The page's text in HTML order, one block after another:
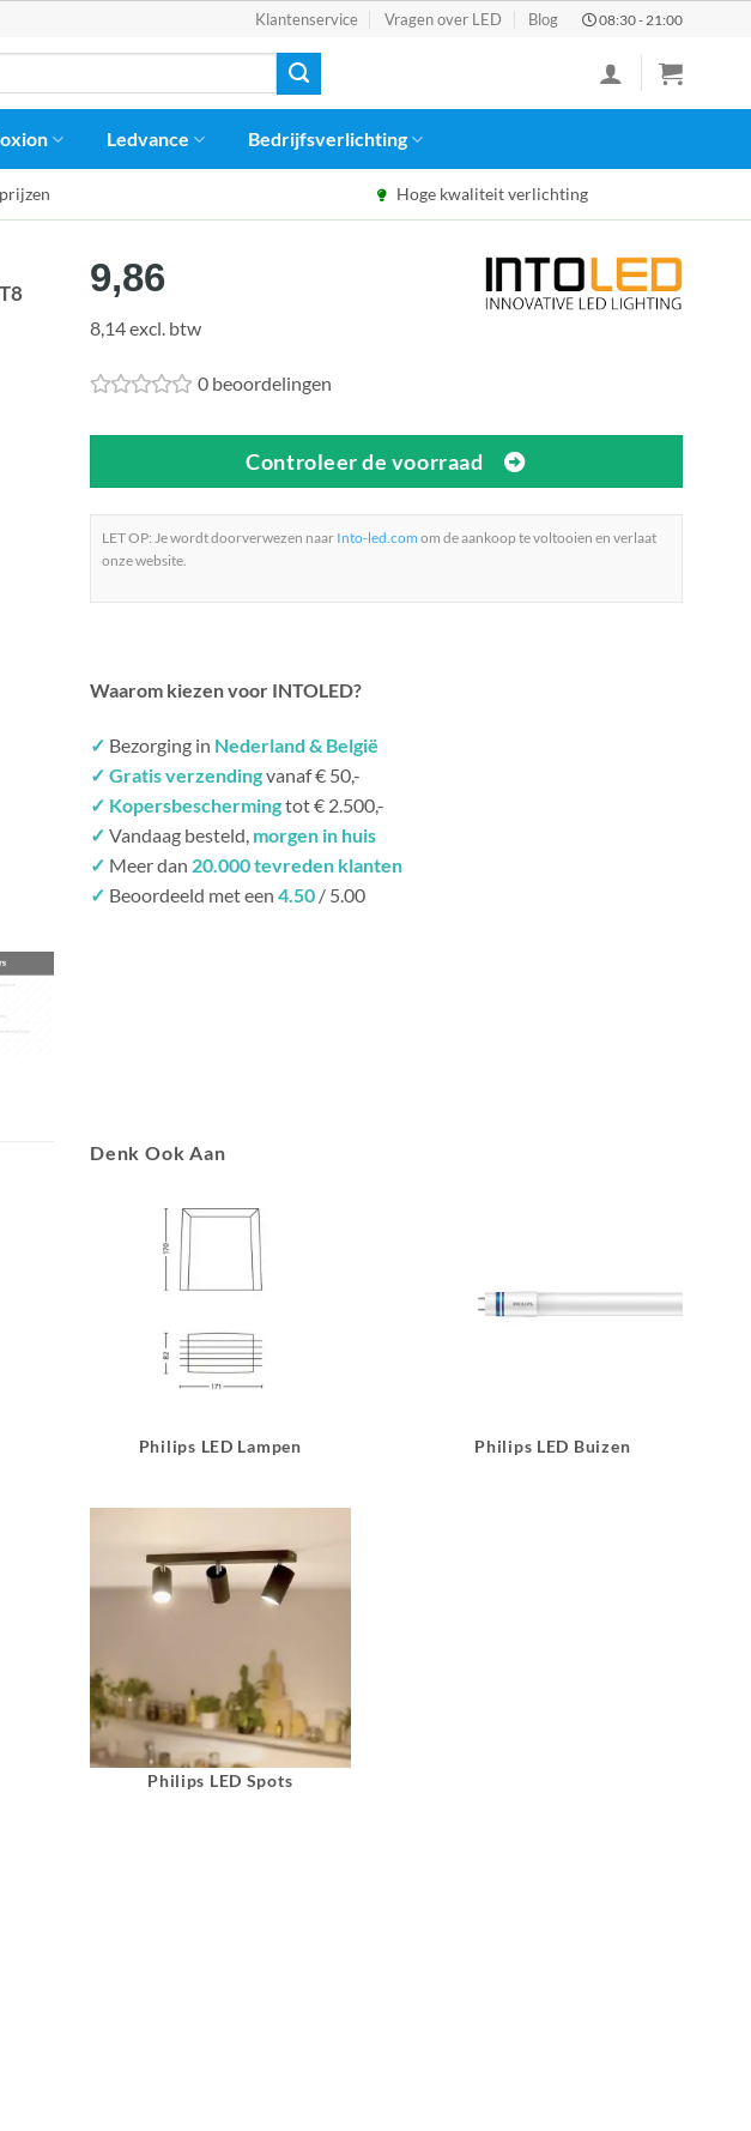
Klantenservice Vragen over LED Blog 08:30 - 21:00
Ledvance Bedrijfsverlichting
Hoge kwaliteit verlichting
9,86
8,14 excl. btw
0 beoordelingen
Controleer de voorraad
LET OP: Je wordt doorverwezen naar Into-led.com om de aankoop te voltooien en verlaat
onze website.
Waarom kiezen voor INTOLED?
✓ Bezorging in Nederland & België
✓ Gratis verzendingvanaf € 50,-
✓ Kopersbeschermingtot € 2.500,-
✓ Vandaag besteld, morgen in huis
✓ Meer dan 20.000 tevreden klanten
✓ Beoordeeld met een 4.50 / 5.00
Denk Ook Aan
Philips LED Lampen Philips LED Buizen
Philips LED Spots